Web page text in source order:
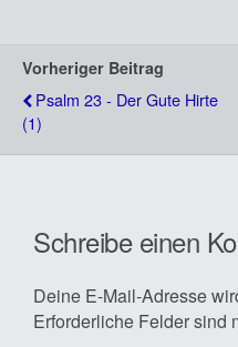
Vorheriger Beitrag
Psalm 23 - Der Gute Hirte
(1)
Schreibe einen
Deine E-Mail-Adresse
Erforderliche Felder sind